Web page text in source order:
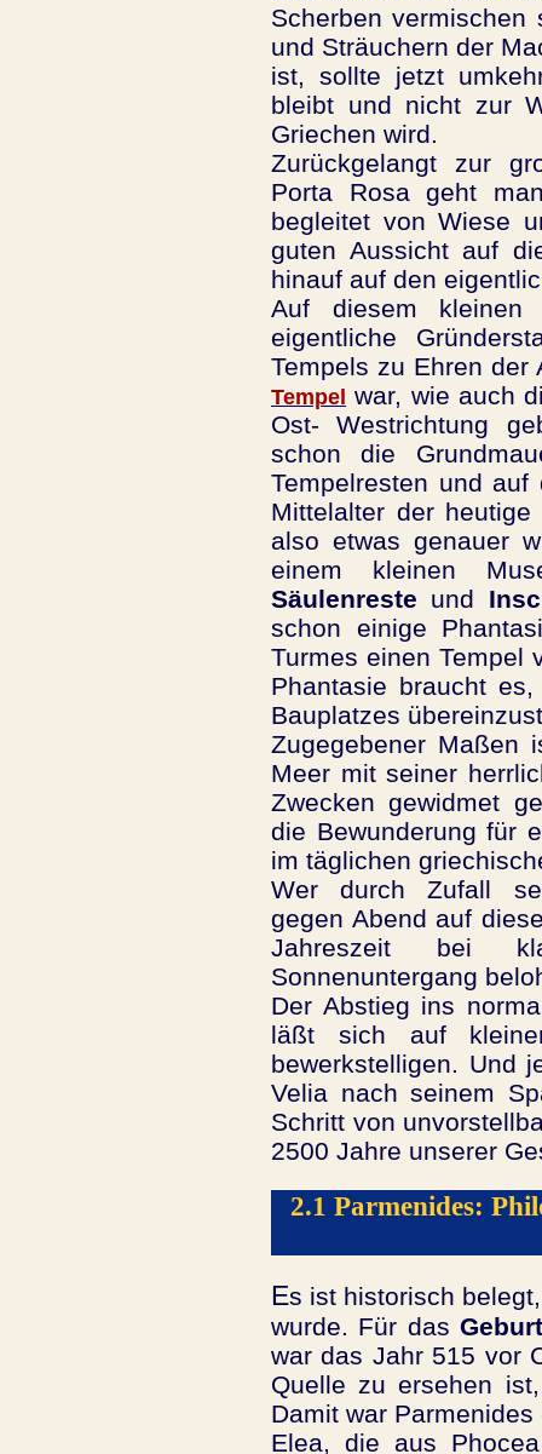
Scherben
und Sträuchern der
ist, sollte jetzt
bleibt und nicht zur
Griechen wird.
Zurückgelangt zur
Porta Rosa geht
begleitet von Wiese
guten Aussicht auf
hinauf auf den
Auf diesem kleinen
eigentliche
Tempels zu Ehren der
Tempel war, wie auch
Ost- Westrichtung
schon die
Tempelresten und
Mittelalter der
also etwas genauer
einem kleinen
Säulenreste und
schon einige
Turmes einen Tempel
Phantasie braucht
Bauplatzes
Zugegebener Maßen
Meer mit seiner
Zwecken gewidmet
die Bewunderung für
im täglichen
Wer durch Zufall
gegen Abend auf
Jahreszeit bei
Sonnenuntergang
Der Abstieg ins
läßt sich auf
bewerkstelligen. Und
Velia nach seinem
Schritt von
2500 Jahre unserer
2.1 Parmenides:
Es ist historisch
wurde. Für das
war das Jahr 515 vor
Quelle zu ersehen
Damit war
Elea, die aus